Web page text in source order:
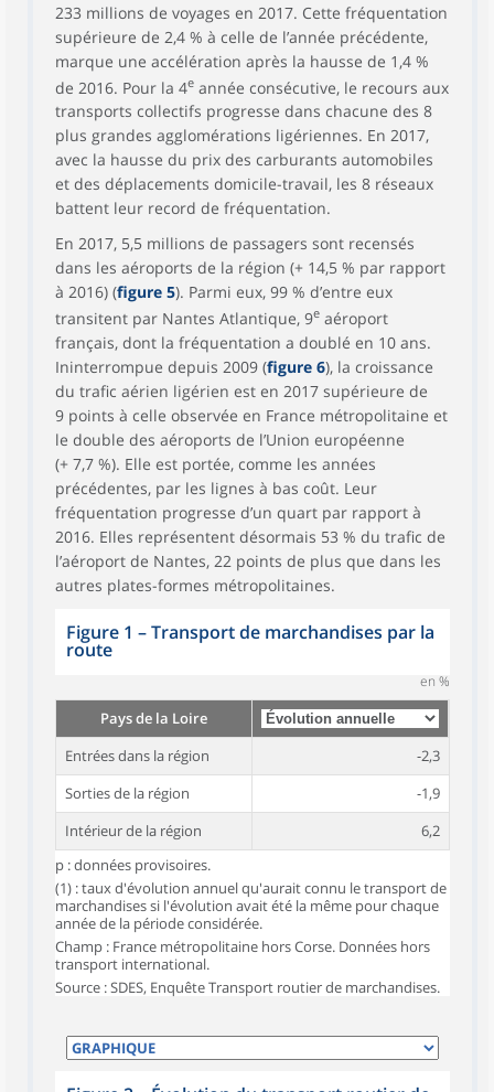
233 millions de voyages en 2017. Cette fréquentation
supérieure de 2,4 % à celle de l’année précédente,
marque une accélération après la hausse de 1,4 %
de 2016. Pour la 4e année consécutive, le recours aux
transports collectifs progresse dans chacune des 8
plus grandes agglomérations ligériennes. En 2017,
avec la hausse du prix des carburants automobiles
et des déplacements domicile-travail, les 8 réseaux
battent leur record de fréquentation.
En 2017, 5,5 millions de passagers sont recensés
dans les aéroports de la région (+ 14,5 % par rapport
à 2016) (figure 5). Parmi eux, 99 % d’entre eux
transitent par Nantes Atlantique, 9e aéroport
français, dont la fréquentation a doublé en 10 ans.
Ininterrompue depuis 2009 (figure 6), la croissance
du trafic aérien ligérien est en 2017 supérieure de
9 points à celle observée en France métropolitaine et
le double des aéroports de l’Union européenne
(+ 7,7 %). Elle est portée, comme les années
précédentes, par les lignes à bas coût. Leur
fréquentation progresse d’un quart par rapport à
2016. Elles représentent désormais 53 % du trafic de
l’aéroport de Nantes, 22 points de plus que dans les
autres plates-formes métropolitaines.
Figure 1 –Transport de marchandises par la
route
en %
Pays de la Loire
Entrées dans la région
-2,3
Sorties de la région
-1,9
Intérieur de la région
6,2
p : données provisoires.
(1) : taux d'évolution annuel qu'aurait connu le transport de
marchandises si l'évolution avait été la même pour chaque
année de la période considérée.
Champ : France métropolitaine hors Corse. Données hors
transport international.
Source : SDES, Enquête Transport routier de marchandises.